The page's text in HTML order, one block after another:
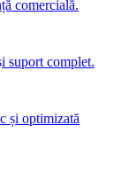
comercială.
suport complet.
și optimizată